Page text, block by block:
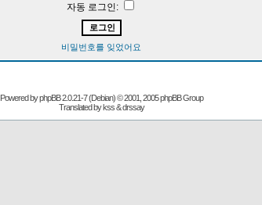
자동 로그인:
비밀번호를 잊었어요
Powered byphpBB2.0.21-7 (Debian) © 2001, 2005 phpBB Group
Translated by kss & drssay